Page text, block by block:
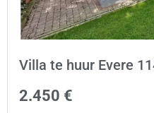
Villa te huur Evere
2.450 €